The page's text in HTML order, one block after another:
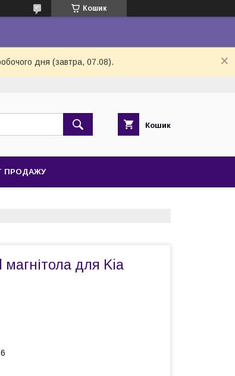
Кошик
дня (завтра, 07.08).
Кошик
ПРОДАЖУ
для Kia